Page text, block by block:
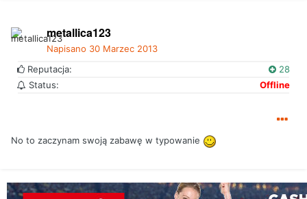
metallica123
Napisano 30 Marzec 2013
Reputacja:
28
Status:
Offline
No to zaczynam swoją zabawę w typowanie